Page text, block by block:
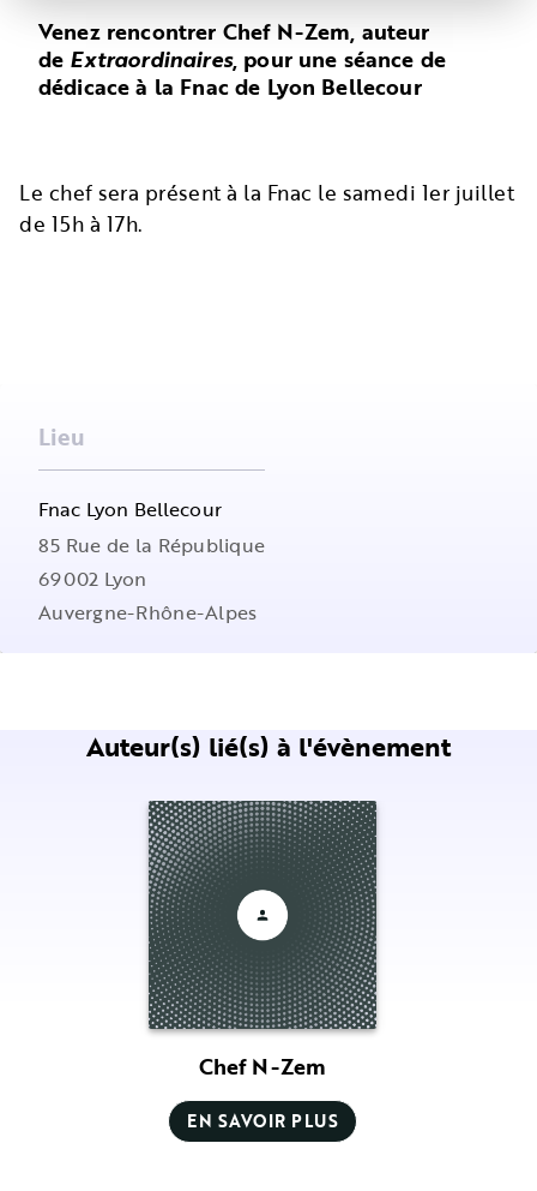
Venez rencontrer Chef N-Zem, auteur
de Extraordinaires, pour une séance de
dédicace à la Fnac de Lyon Bellecour
Le chef sera présent à la Fnac le samedi 1er juillet
de 15h à 17h.
Lieu
Fnac Lyon Bellecour
85 Rue de la République
69002 Lyon
Auvergne-Rhône-Alpes
Auteur(s) lié(s) à l'évènement
Chef N-Zem
EN SAVOIR PLUS